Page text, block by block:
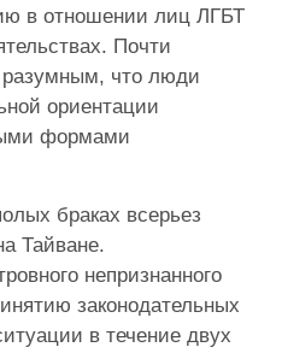
в отношении лиц ЛГБТ
Почти
разумным, что люди
ориентации
формами
браках всерьез
Тайване.
непризнанного
законодательных
в течение двух